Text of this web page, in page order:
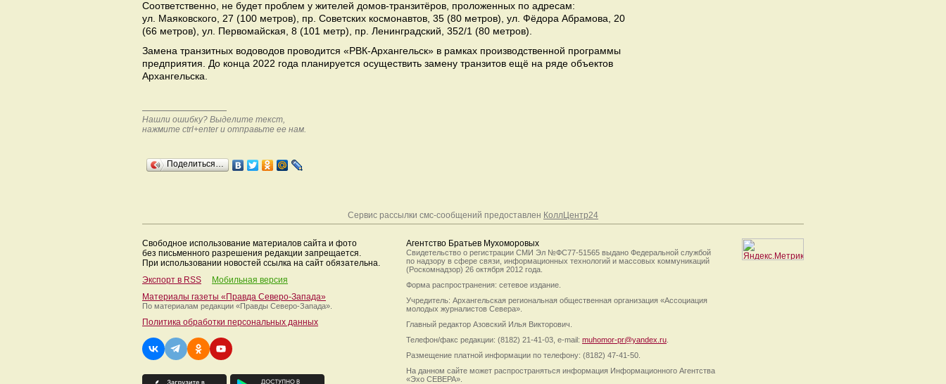
Соответственно, не будет проблем у жителей домов-транзитёров, проложенных по адресам:
ул. Маяковского, 27 (100 метров), пр. Советских космонавтов, 35 (80 метров), ул. Фёдора Абрамова, 20
(66 метров), ул. Первомайская, 8 (101 метр), пр. Ленинградский, 352/1 (80 метров).
Замена транзитных водоводов проводится «РВК-Архангельск» в рамках производственной программы
предприятия. До конца 2022 года планируется осуществить замену транзитов ещё на ряде объектов
Архангельска.
Нашли ошибку? Выделите текст,
нажмите ctrl+enter и отправьте ее нам.
Поделиться…
Сервис рассылки смс-сообщений предоставлен КоллЦентр24
Свободное использование материалов сайта и фото
без письменного разрешения редакции запрещается.
При использовании новостей ссылка на сайт обязательна.
Экспорт в RSS
Мобильная версия
Материалы газеты «Правда Северо-Запада»
По материалам редакции «Правды Северо-Запада».
Политика обработки персональных данных
Агентство Братьев Мухоморовых
Свидетельство о регистрации СМИ Эл №ФС77-51565 выдано Федеральной службой
по надзору в сфере связи, информационных технологий и массовых коммуникаций
(Роскомнадзор) 26 октября 2012 года.
Форма распространения: сетевое издание.
Учредитель: Архангельская региональная общественная организация «Ассоциация
молодых журналистов Севера».
Главный редактор Азовский Илья Викторович.
Телефон/факс редакции: (8182) 21-41-03, e-mail: muhomor-pr@yandex.ru
Размещение платной информации по телефону: (8182) 47-41-50.
На данном сайте может распространяться информация Информационного Агентства
«Эхо СЕВЕРА».